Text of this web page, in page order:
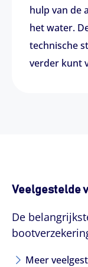
hulp van de
het water.
technische
verder kunt
Veelgestelde
De
Meer